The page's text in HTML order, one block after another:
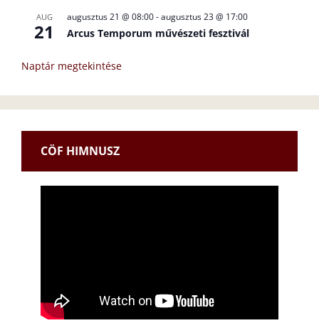
AUG
21
augusztus 21 @ 08:00-augusztus 23 @ 17:00
Arcus Temporum művészeti fesztivál
Naptár megtekintése
CÖF HIMNUSZ